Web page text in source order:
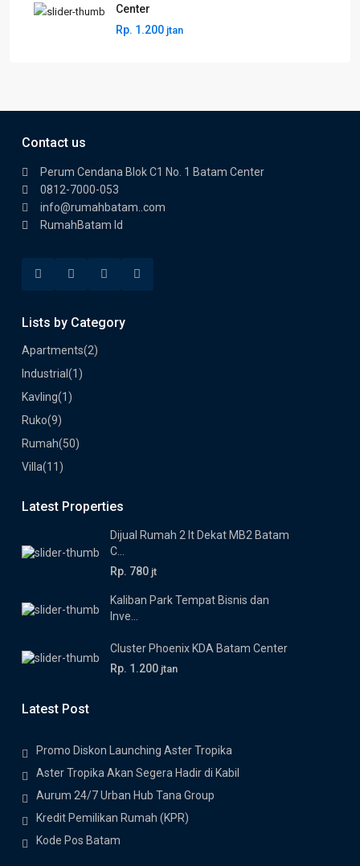
Center
Rp. 1.200 jtan
Contact us
Perum Cendana Blok C1 No. 1 Batam Center
0812-7000-053
info@rumahbatam..com
RumahBatam Id
Lists by Category
Apartments(2)
Industrial(1)
Kavling(1)
Ruko(9)
Rumah(50)
Villa(11)
Latest Properties
Dijual Rumah 2 lt Dekat MB2 Batam
C...
Rp. 780 jt
Kaliban Park Tempat Bisnis dan
Inve...
Cluster Phoenix KDA Batam Center
Rp. 1.200 jtan
Latest Post
Promo Diskon Launching Aster Tropika
Aster Tropika Akan Segera Hadir di Kabil
Aurum 24/7 Urban Hub Tana Group
Kredit Pemilikan Rumah (KPR)
Kode Pos Batam